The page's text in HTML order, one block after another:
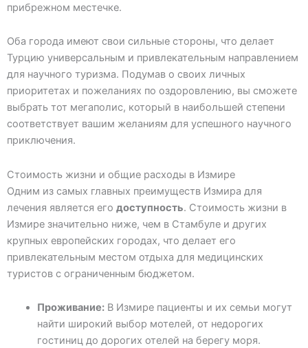
прибрежном местечке.
Оба города имеют свои сильные стороны, что делает
Турцию универсальным и привлекательным направлением
для научного туризма. Подумав о своих личных
приоритетах и пожеланиях по оздоровлению, вы сможете
выбрать тот мегаполис, который в наибольшей степени
соответствует вашим желаниям для успешного научного
приключения.
Стоимость жизни и общие расходы в Измире
Одним из самых главных преимуществ Измира для
лечения является его доступность. Стоимость жизни в
Измире значительно ниже, чем в Стамбуле и других
крупных европейских городах, что делает его
привлекательным местом отдыха для медицинских
туристов с ограниченным бюджетом.
Проживание:В Измире пациенты и их семьи могут
найти широкий выбор мотелей, от недорогих
гостиниц до дорогих отелей на берегу моря.